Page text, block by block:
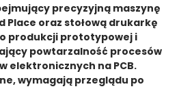
precyzyjną maszynę
Place oraz stołową drukarkę
produkcji prototypowej i
powtarzalność procesów
elektronicznych na PCB.
wymagają przeglądu po